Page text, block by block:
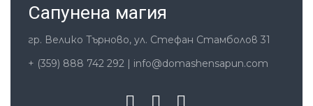
Сапунена магия
гр. Велико Търново, ул. Стефан Стамболов 31
+ (359) 888 742 292 | info@domashensapun.com